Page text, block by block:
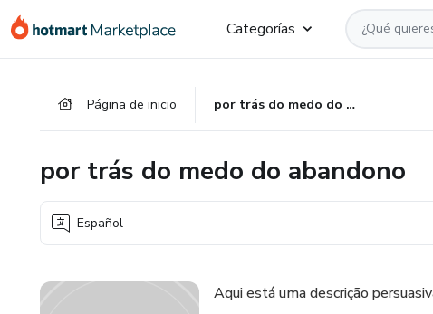
Categorías
Página de inicio por trás do medo do abandono
por trás do medo do abandono
Español
Aqui está uma descrição